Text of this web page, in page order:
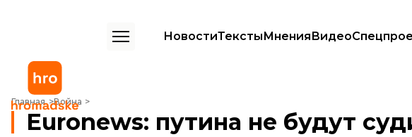
НовостиТекстыМненияВидео
Главная Война
Euronews: путина не будут судить заочно за военные преступления, пока он
Euronews: путина не будут